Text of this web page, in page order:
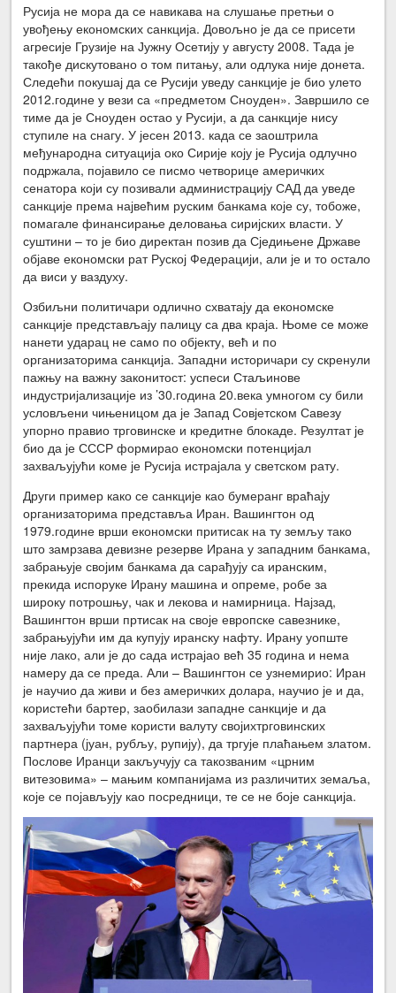
Русија не мора да се навикава на слушање претњи о
увођењу економских санкција. Довољно је да се присети
агресије Грузије на Јужну Осетију у августу 2008. Тада је
такође дискутовано о том питању, али одлука није донета.
Следећи покушај да се Русији уведу санкције је био улето
2012.године у вези са «предметом Сноуден». Завршило се
тиме да је Сноуден остао у Русији, а да санкције нису
ступиле на снагу. У јесен 2013. када се заоштрила
међународна ситуација око Сирије коју је Русија одлучно
подржала, појавило се писмо четворице америчких
сенатора који су позивали администрацију САД да уведе
санкције према највећим руским банкама које су, тобоже,
помагале финансирање деловања сиријских власти. У
суштини – то је био директан позив да Сједињене Државе
објаве економски рат Руској Федерацији, али је и то остало
да виси у ваздуху.
Озбиљни политичари одлично схватају да економске
санкције представљају палицу са два краја. Њоме се може
нанети ударац не само по објекту, већ и по
организаторима санкција. Западни историчари су скренули
пажњу на важну законитост: успеси Стаљинове
индустријализације из ’30.година 20.века умногом су били
условљени чињеницом да је Запад Совјетском Савезу
упорно правио трговинске и кредитне блокаде. Резултат је
био да је СССР формирао економски потенцијал
захваљујући коме је Русија истрајала у светском рату.
Други пример како се санкције као бумеранг враћају
организаторима представља Иран. Вашингтон од
1979.године врши економски притисак на ту земљу тако
што замрзава девизне резерве Ирана у западним банкама,
забрањује својим банкама да сарађују са иранским,
прекида испоруке Ирану машина и опреме, робе за
широку потрошњу, чак и лекова и намирница. Најзад,
Вашингтон врши пртисак на своје европске савезнике,
забрањујући им да купују иранску нафту. Ирану уопште
није лако, али је до сада истрајао већ 35 година и нема
намеру да се преда. Али – Вашингтон се узнемирио: Иран
је научио да живи и без америчких долара, научио је и да,
користећи бартер, заобилази западне санкције и да
захваљујући томе користи валуту својихтрговинских
партнера (јуан, рубљу, рупију), да тргује плаћањем златом.
Послове Иранци закључују са такозваним «црним
витезовима» – мањим компанијама из различитих земаља,
које се појављују као посредници, те се не боје санкција.